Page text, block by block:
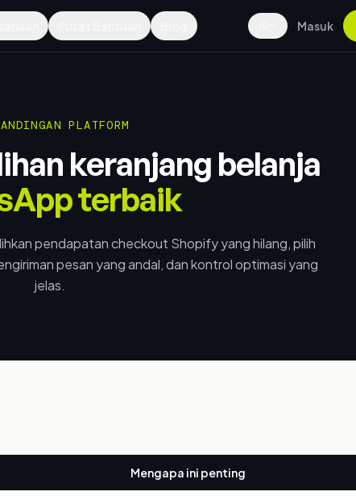
Masuk
PLATFORM
keranjang belanja
terbaik
pendapatan checkout Shopify yang hilang, pilih
pesan yang andal, dan kontrol optimasi yang
jelas.
Mengapa ini penting